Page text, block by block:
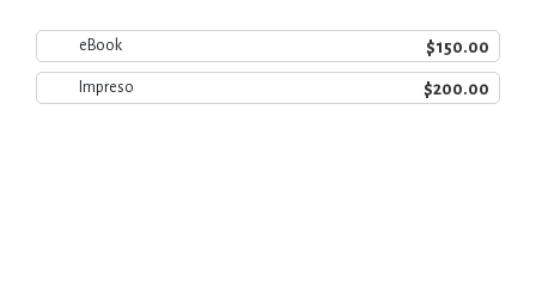
eBook $150.00
Impreso $200.00